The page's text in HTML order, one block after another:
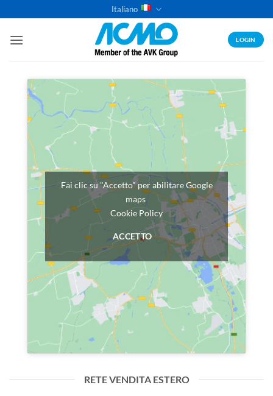
ai
contenuti
Italiano
LOGIN
Fai clic su "Accetto" per abilitare Google
maps
Cookie Policy
ACCETTO
RETE VENDITA ESTERO